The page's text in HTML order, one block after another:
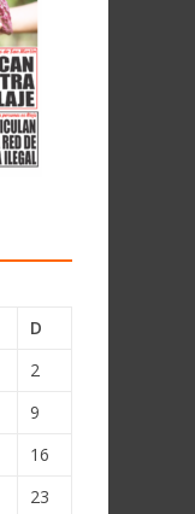
D
2
9
16
23